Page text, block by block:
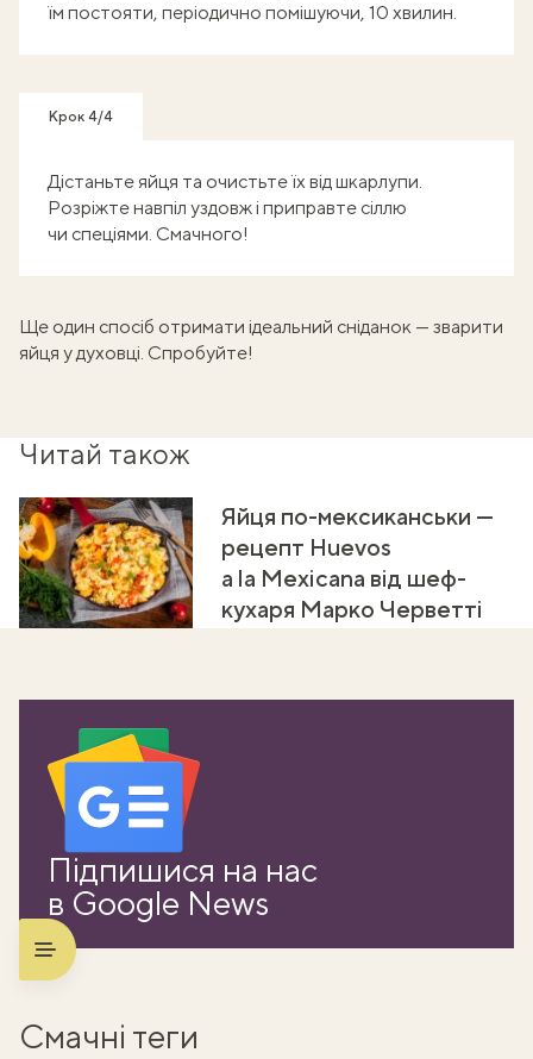
їм постояти, періодично помішуючи, 10 хвилин.
Крок 4/4
Дістаньте яйця та очистьте їх від шкарлупи.
Розріжте навпіл уздовж і приправте сіллю
чи спеціями. Смачного!
Ще один спосіб отримати ідеальний сніданок — зварити
яйця у духовці. Спробуйте!
Читай також
Яйця по-мексиканськи —
рецепт Huevos
a la Mexicana від шеф-
кухаря Марко Черветті
Підпишися на нас
в Google News
Смачні теги